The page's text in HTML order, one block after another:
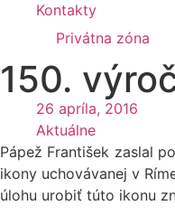
Kontakty
Privátna zóna
150.
26 apríla, 2016
Aktuálne
Pápež František zaslal
ikony uchovávanej v
úlohu urobiť túto ikonu